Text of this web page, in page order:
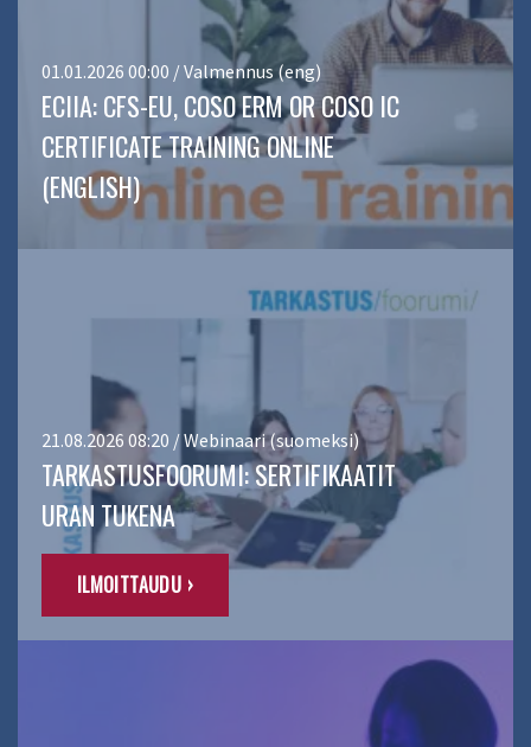
01.01.2026 00:00 / Valmennus (eng)
ECIIA: CFS-EU, COSO ERM OR COSO IC
CERTIFICATE TRAINING ONLINE
(ENGLISH)
21.08.2026 08:20 / Webinaari (suomeksi)
TARKASTUSFOORUMI: SERTIFIKAATIT
URAN TUKENA
ILMOITTAUDU ›